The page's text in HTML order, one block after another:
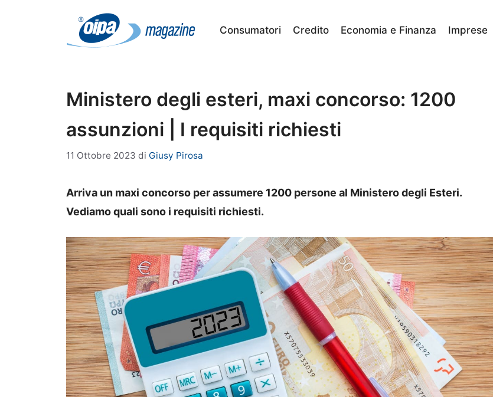
Consumatori Credito Economia e Finanza Imprese
Ministero degli esteri, maxi concorso: 1200
assunzioni | I requisiti richiesti
11 Ottobre 2023 di Giusy Pirosa
Arriva un maxi concorso per assumere 1200 persone al Ministero degli Esteri.
Vediamo quali sono i requisiti richiesti.